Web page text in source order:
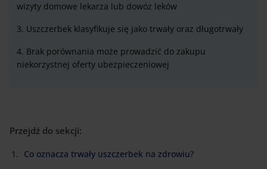
wizyty domowe lekarza lub dowóz leków
3. Uszczerbek klasyfikuje się jako trwały oraz długotrwały
4. Brak porównania może prowadzić do zakupu
niekorzystnej oferty ubezpieczeniowej
Przejdź do sekcji:
Co oznacza trwały uszczerbek na zdrowiu?